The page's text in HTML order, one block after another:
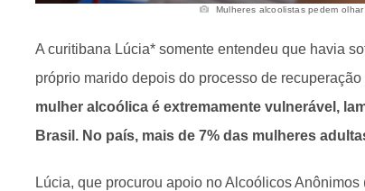
Mulheres alcoolistas pedem
A curitibana Lúcia* somente entendeu que havia
próprio marido depois do processo de
mulher alcoólica é extremamente vulnerável,
Brasil. No país, mais de 7% das mulheres
Lúcia, que procurou apoio no Alcoólicos